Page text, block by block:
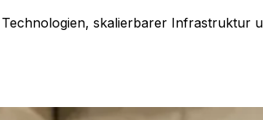
skalierbarer Infrastruktur